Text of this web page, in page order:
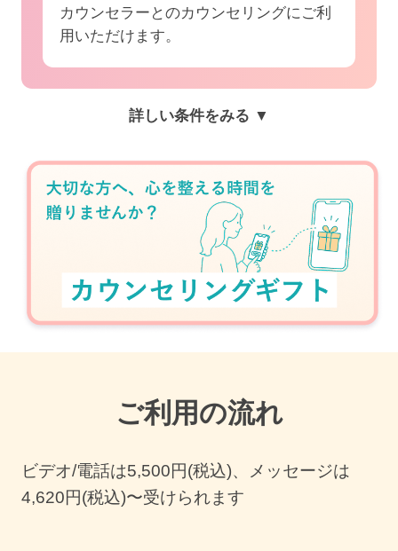
カウンセラーとのカウンセリングにご利
用いただけます。
詳しい条件をみる ▼
ご利用の流れ
ビデオ/電話は5,500円(税込)、メッセージは
4,620円(税込)〜受けられます